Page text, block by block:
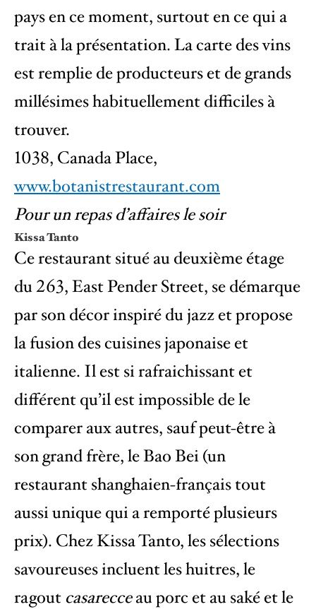
pays en ce moment, surtout en ce qui a
trait à la présentation. La carte des vins
est remplie de producteurs et de grands
millésimes habituellement difficiles à
trouver.
1038, Canada Place,
www.botanistrestaurant.com
Pour un repas d’affaires le soir
Kissa Tanto
Ce restaurant situé au deuxième étage
du 263, East Pender Street, se démarque
par son décor inspiré du jazz et propose
la fusion des cuisines japonaise et
italienne. Il est si rafraichissant et
différent qu’il est impossible de le
comparer aux autres, sauf peut-être à
son grand frère, le Bao Bei (un
restaurant shanghaien-français tout
aussi unique qui a remporté plusieurs
prix). Chez Kissa Tanto, les sélections
savoureuses incluent les huitres, le
ragout casarecceau porc et au saké et le